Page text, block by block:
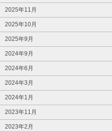
2025年11月
2025年10月
2025年9月
2024年9月
2024年6月
2024年3月
2024年1月
2023年11月
2023年2月